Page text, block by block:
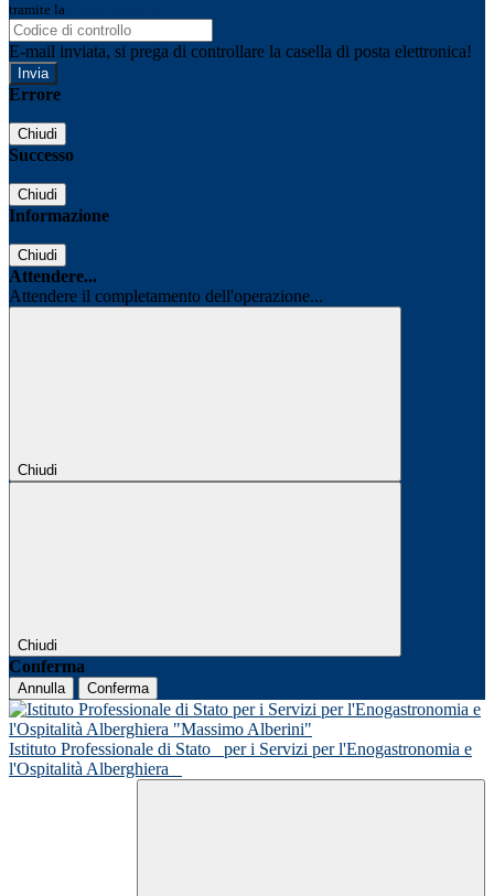
tramite la
E-mail inviata, si prega di controllare la casella di posta elettronica!
Errore
Chiudi
Successo
Chiudi
Informazione
Chiudi
Attendere...
Attendere il completamento dell'operazione...
Chiudi
Chiudi
Conferma
Annulla Conferma
Istituto Professionale di Stato
per i Servizi per l'Enogastronomia e
l'Ospitalità Alberghiera